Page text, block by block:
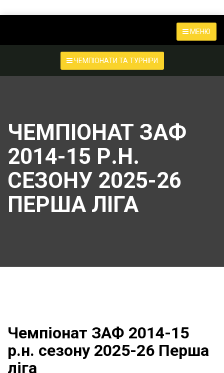
МЕНЮ
ЧЕМПІОНАТИ ТА ТУРНІРИ
ЧЕМПІОНАТ ЗАФ
2014-15 Р.Н.
СЕЗОНУ 2025-26
ПЕРША ЛІГА
Чемпіонат ЗАФ 2014-15
р.н. сезону 2025-26 Перша
ліга